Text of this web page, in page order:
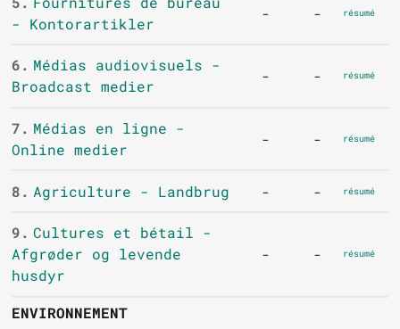
- Kontorartikler
- - résumé
6. Médias audiovisuels -
Broadcast medier
- - résumé
7. Médias en ligne -
Online medier
- - résumé
8. Agriculture - Landbrug - - résumé
9. Cultures et bétail -
Afgrøder og levende
husdyr
- - résumé
ENVIRONNEMENT